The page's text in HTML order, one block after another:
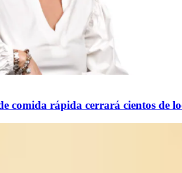
comida rápida cerrará cientos de